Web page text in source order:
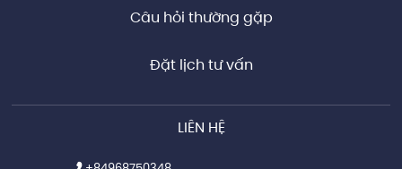
Câu hỏi thường gặp
Đặt lịch tư vấn
LIÊN HỆ